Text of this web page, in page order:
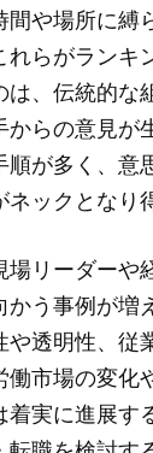
や場所に縛
らがランキ
、伝統的
らの意見が
が多く、意
ックとなり
リーダーや
かう事例が
透明性、従
働市場の変
実に進展す